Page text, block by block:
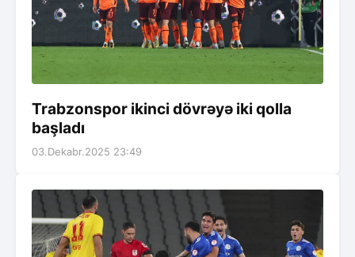
Trabzonspor ikinci dövrəyə iki qolla
başladı
03.Dekabr.2025 23:49